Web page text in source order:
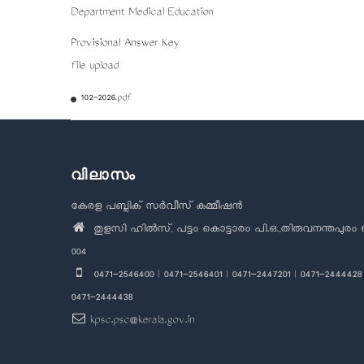
Department Medical Education
Provisional Answer Key
file upload
102-2026.pdf
വിലാസം
കേരള പബ്ലിക് സർവീസ് കമ്മീഷൻ
തുളസി ഹിൽസ്, പട്ടം കൊട്ടാരം പി.ഒ.,തിരുവനന്തപുരം
004
0471-2546400 | 0471-2546401 | 0471-2447201 | 0471-
0471-2444438
kpsc.psc@kerala.gov.in